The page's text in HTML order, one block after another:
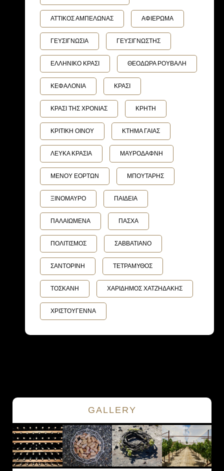
ΑΤΤΙΚΟΣ ΑΜΠΕΛΩΝΑΣ ΑΦΙΕΡΩΜΑ
ΓΕΥΣΙΓΝΩΣΙΑ ΓΕΥΣΙΓΝΩΣΤΗΣ
ΕΛΛΗΝΙΚΟ ΚΡΑΣΙ ΘΕΟΔΩΡΑ ΡΟΥΒΑΛΗ
ΚΕΦΑΛΟΝΙΑ ΚΡΑΣΙ
ΚΡΑΣΙ ΤΗΣ ΧΡΟΝΙΑΣ ΚΡΗΤΗ
ΚΡΙΤΙΚΗ ΟΙΝΟΥ ΚΤΗΜΑ ΓΑΙΑΣ
ΛΕΥΚΑ ΚΡΑΣΙΑ ΜΑΥΡΟΔΑΦΝΗ
ΜΕΝΟΥ ΕΟΡΤΩΝ ΜΠΟΥΤΑΡΗΣ
ΞΙΝΟΜΑΥΡΟ ΠΑΙΔΕΙΑ
ΠΑΛΑΙΩΜΕΝΑ ΠΑΣΧΑ
ΠΟΛΙΤΙΣΜΟΣ ΣΑΒΒΑΤΙΑΝΟ
ΣΑΝΤΟΡΙΝΗ ΤΕΤΡΑΜΥΘΟΣ
ΤΟΣΚΑΝΗ ΧΑΡΙΔΗΜΟΣ ΧΑΤΖΗΔΑΚΗΣ
ΧΡΙΣΤΟΥΓΕΝΝΑ
GALLERY